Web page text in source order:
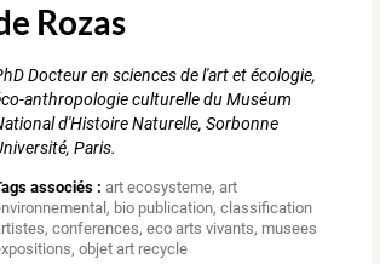
Rozas
Docteur en sciences de l'art et écologie,
anthropologie culturelle du Muséum
d'Histoire Naturelle, Sorbonne
Paris.
associés : art ecosysteme,art
, bio publication,classification
,conferences,eco arts vivants, musees
,objet art recycle